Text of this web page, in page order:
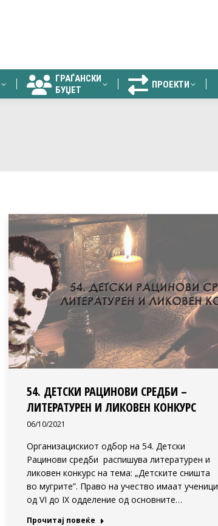
ГРАЃАНСКИ
БУЏЕТ
ПРОЕКТИ
54. ДЕТСКИ РАЦИНОВИ СРЕДБИ –
ЛИТЕРАТУРЕН И ЛИКОВЕН КОНКУРС
06/10/2021
Организацискиот одбор на 54. Детски
Рацинови средби распишува литературeн и
ликовен конкурс на тема: „Детските сништа
во мугрите”. Право на учество имаат ученици
од VI до IX одделение од oсновните…
Прочитај повеќе